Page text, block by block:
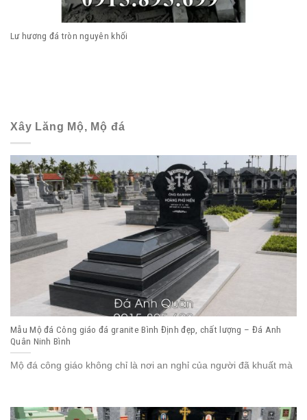
Lư hương đá tròn nguyên khối
Xây Lăng Mộ, Mộ đá
Mẫu Mộ đá Công giáo đá granite Bình Định đẹp, chất lượng – Đá Anh
Quân Ninh Bình
Mộ đá công giáo không chỉ là nơi an nghỉ của người đã khuất mà